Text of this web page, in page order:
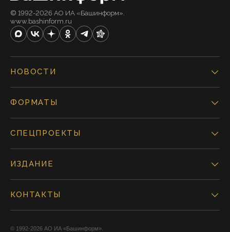
© 1992-2026 АО ИА «Башинформ».
www.bashinform.ru
НОВОСТИ
ФОРМАТЫ
СПЕЦПРОЕКТЫ
ИЗДАНИЕ
КОНТАКТЫ
© 1992-2026 АО ИА «Башинформ».